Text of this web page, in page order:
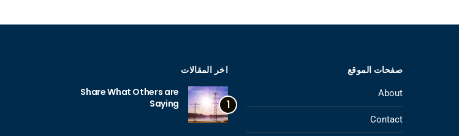
صفحات الموقع
About
Contact
اخر المقالات
1
Share What Others are
Saying